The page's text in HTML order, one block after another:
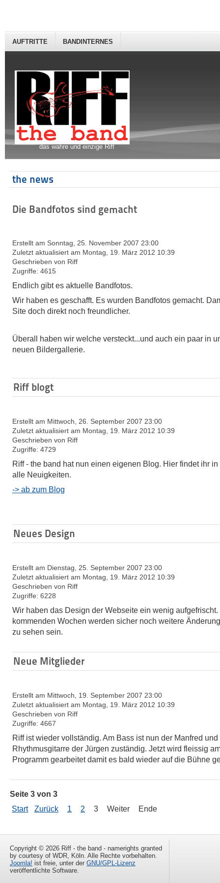
das wahre und einzige Riff
AUFTRITTE BANDINTERNES
the news
Die Bandfotos sind gemacht
Erstellt am Sonntag, 25. November 2007 23:00
Zuletzt aktualisiert am Montag, 19. März 2012 10:39
Geschrieben von Riff
Zugriffe: 4615
Endlich gibt es aktuelle Bandfotos.
Wir haben es geschafft. Es wurden Bandfotos gemacht.
Site doch direkt noch freundlicher.
Überall haben wir welche versteckt...und auch ein paar in
neuen Bildergallerie.
Riff blogt
Erstellt am Mittwoch, 26. September 2007 23:00
Zuletzt aktualisiert am Montag, 19. März 2012 10:39
Geschrieben von Riff
Zugriffe: 4729
Riff - the band hat nun einen eigenen Blog. Hier findet ihr in
alle Neuigkeiten.
-> ab zum Blog
Neues Design
Erstellt am Dienstag, 25. September 2007 23:00
Zuletzt aktualisiert am Montag, 19. März 2012 10:39
Geschrieben von Riff
Zugriffe: 6228
Wir haben das Design der Webseite ein wenig aufgefrischt.
kommenden Wochen werden sicher noch weitere
zu sehen sein.
Neue Mitglieder
Erstellt am Mittwoch, 19. September 2007 23:00
Zuletzt aktualisiert am Montag, 19. März 2012 10:39
Geschrieben von Riff
Zugriffe: 4667
Riff ist wieder vollständig. Am Bass ist nun der Manfred und
Rhythmusgitarre der Jürgen zuständig. Jetzt wird fleissig
Programm gearbeitet damit es bald wieder auf die Bühne
Seite 3 von 3
Start
Zurück 1 2 3 Weiter Ende
Copyright © 2026 Riff - the band - namerights granted
by courtesy of WDR, Köln. Alle Rechte vorbehalten.
Joomla! ist freie, unter der GNU/GPL-Lizenz
veröffentlichte Software.